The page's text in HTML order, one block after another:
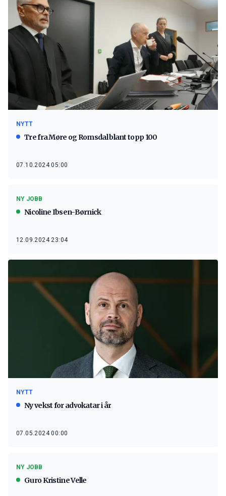
NYTT
Tre fra Møre og Romsdal blant topp 100
07.10.2024 05:00
NY JOBB
Nicoline Ibsen-Børnick
12.09.2024 23:04
NYTT
Ny vekst for advokatar i år
07.05.2024 00:00
NY JOBB
Guro Kristine Velle